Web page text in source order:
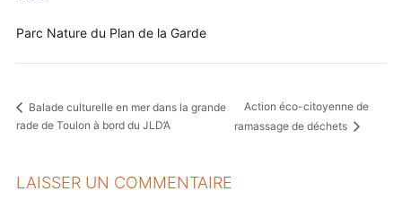
Parc Nature du Plan de la Garde
Balade culturelle en mer dans la grande
rade de Toulon à bord du JLD’A
Action éco-citoyenne de
ramassage de déchets
LAISSER UN COMMENTAIRE